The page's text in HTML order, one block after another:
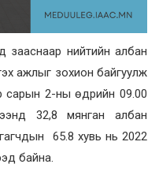
зааснаар нийтийн албан
ажлыг зохион байгуулж
сарын 2-ны өдрийн 09.00
32,8 мянган албан
65.8 хувь нь 2022
байна.